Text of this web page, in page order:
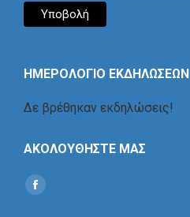
ΗΜΕΡΟΛΟΓΙΟ ΕΚΔΗΛΩΣΕΩΝ
Δε βρέθηκαν εκδηλώσεις!
ΑΚΟΛΟΥΘΗΣΤΕ ΜΑΣ
Find us on:
Social